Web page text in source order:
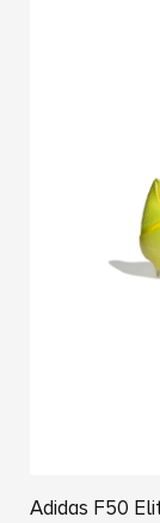
Adidas F50